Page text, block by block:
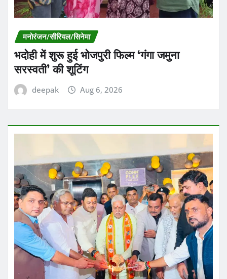
मनोरंजन/सीरियल/सिनेमा
भदोही में शुरू हुई भोजपुरी फिल्म ‘गंगा जमुना
सरस्वती’ की शूटिंग
deepak Aug 6, 2026